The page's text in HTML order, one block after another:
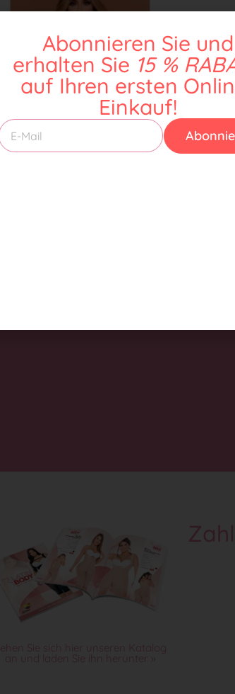
Warmes
Sehen Sie sich hier unseren Katalog
an und laden Sie ihn herunter »
Abonnieren Sie und
erhalten Sie 15 %
auf Ihren ersten
Einkauf!